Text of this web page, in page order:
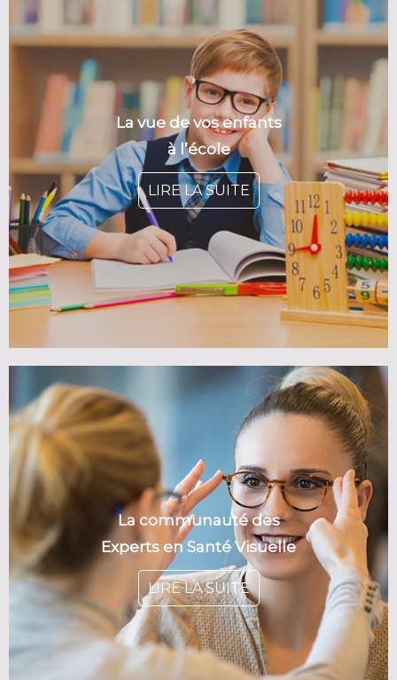
La vue de vos enfants
à l’école
LIRE LA SUITE
La communauté des
Experts en Santé Visuelle
LIRE LA SUITE